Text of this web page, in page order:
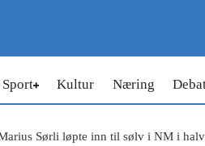
Sport Kultur Næring
Sørli løpte inn til sølv i NM i